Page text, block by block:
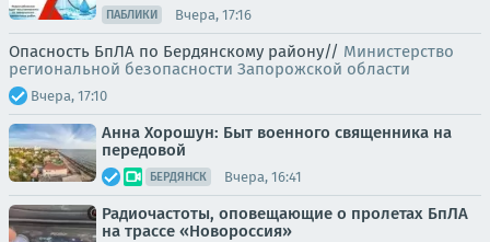
ПАБЛИКИ Вчера, 17:16
Опасность БпЛА по Бердянскому району// Министерство
региональной безопасности Запорожской области
Вчера, 17:10
Анна Хорошун: Быт военного священника на
передовой
БЕРДЯНСК Вчера, 16:41
Радиочастоты, оповещающие о пролетах БпЛА
на трассе «Новороссия»